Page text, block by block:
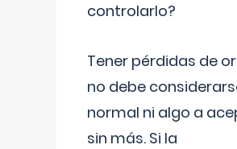
controlarlo?
Tener pérdidas de
no debe
normal ni algo a
sin más. Si la